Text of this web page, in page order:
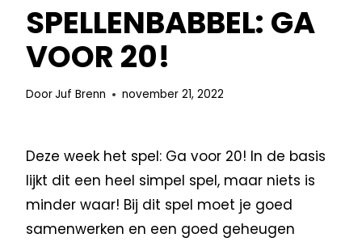
SPELLENBABBEL: GA
VOOR 20!
DoorJuf Brenn november 21, 2022
Deze week het spel: Ga voor 20! In de basis
lijkt dit een heel simpel spel, maar niets is
minder waar! Bij dit spel moet je goed
samenwerken en een goed geheugen